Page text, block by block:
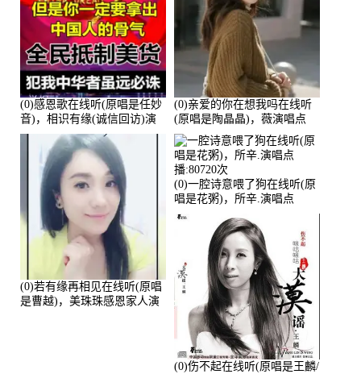
(0)感恩歌在线听(原唱是任妙
音)，相识有缘(诚信回访)演
唱点播:161288次
(0)亲爱的你在想我吗在线听
(原唱是陶晶晶)，薇演唱点
播:159722次
(0)若有缘再相见在线听(原唱
是曹越)，美珠珠感恩家人演
(0)一腔诗意喂了狗在线听(原
唱是花粥)，所辛.演唱点
播:80720次
(0)伤不起在线听(原唱是王麟/